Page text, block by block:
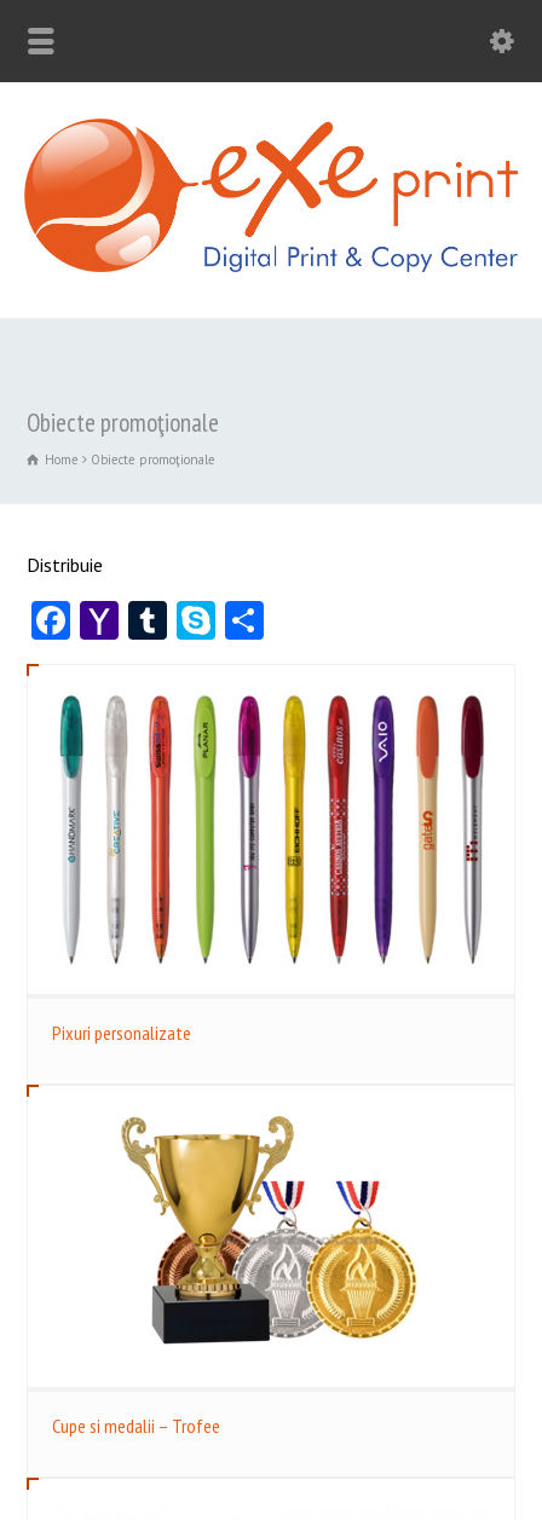
Obiecte promoţionale
Home Obiecte promoţionale
Distribuie
Facebook
YahooTumblr
Skype
Pixuri personalizate
Cupe si medalii – Trofee